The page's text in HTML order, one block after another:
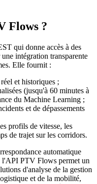
Flows ?
qui donne accès à des
intégration transparente
Elle fournit :
et historiques ;
(jusqu'à 60 minutes à
du Machine Learning ;
et de dépassements
profils de vitesse, les
de trajet sur les corridors.
automatique
l'API PTV Flows permet un
d'analyse de la gestion
et de la mobilité,